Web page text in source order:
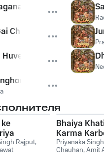
Dhaj
Chhai Chali
Udankaar
Barkha
me
Rajput,
Bhaiya
Karma
Priyanaka Singh
Chauhan,Amit